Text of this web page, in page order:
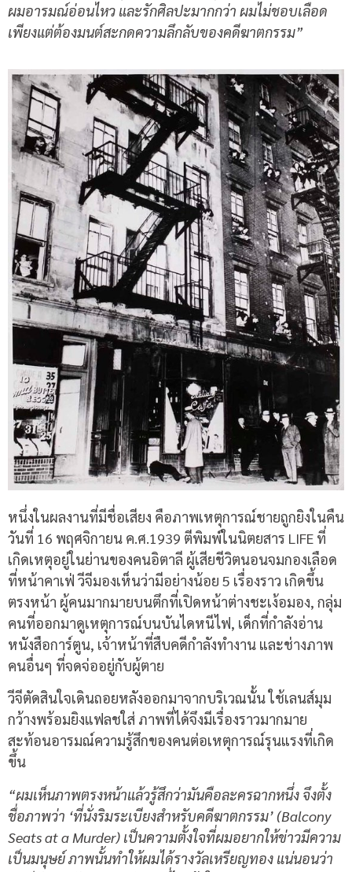
ผมอารมณ์อ่อนไหว และรักศิลปะมากกว่า ผมไม่ชอบเลือด
เพียงแต่ต้องมนต์สะกดความลึกลับของคดีฆาตกรรม”
หนึ่งในผลงานที่มีชื่อเสียง คือภาพเหตุการณ์ชายถูกยิงในคืน
วันที่ 16 พฤศจิกายน ค.ศ.1939 ตีพิมพ์ในนิตยสาร LIFE ที่
เกิดเหตุอยู่ในย่านของคนอิตาลี ผู้เสียชีวิตนอนจมกองเลือด
ที่หน้าคาเฟ่ วีจีมองเห็นว่ามีอย่างน้อย 5 เรื่องราว เกิดขึ้น
ตรงหน้า ผู้คนมากมายบนตึกที่เปิดหน้าต่างชะเง้อมอง, กลุ่ม
คนที่ออกมาดูเหตุการณ์บนบันไดหนีไฟ, เด็กที่กำลังอ่าน
หนังสือการ์ตูน, เจ้าหน้าที่สืบคดีกำลังทำงาน และช่างภาพ
คนอื่นๆ ที่จดจ่ออยู่กับผู้ตาย
วีจีตัดสินใจเดินถอยหลังออกมาจากบริเวณนั้น ใช้เลนส์มุม
กว้างพร้อมยิงแฟลชใส่ ภาพที่ได้จึงมีเรื่องราวมากมาย
สะท้อนอารมณ์ความรู้สึกของคนต่อเหตุการณ์รุนแรงที่เกิด
ขึ้น
“ผมเห็นภาพตรงหน้าแล้วรู้สึกว่ามันคือละครฉากหนึ่ง จึงตั้ง
ชื่อภาพว่า ‘ที่นั่งริมระเบียงสำหรับคดีฆาตกรรม’ (Balcony
Seats at a Murder) เป็นความตั้งใจที่ผมอยากให้ข่าวมีความ
เป็นมนุษย์ ภาพนั้นทำให้ผมได้รางวัลเหรียญทอง แน่นอนว่า